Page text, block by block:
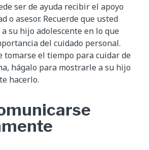
ser de ayuda recibir el apoyo
o asesor. Recuerde que usted
su hijo adolescente en lo que
del cuidado personal.
tomarse el tiempo para cuidar de
hágalo para mostrarle a su hijo
hacerlo.